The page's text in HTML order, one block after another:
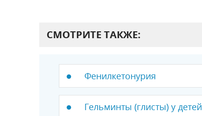
СМОТРИТЕ ТАКЖЕ:
Фенилкетонурия
Гельминты (глисты) у детей